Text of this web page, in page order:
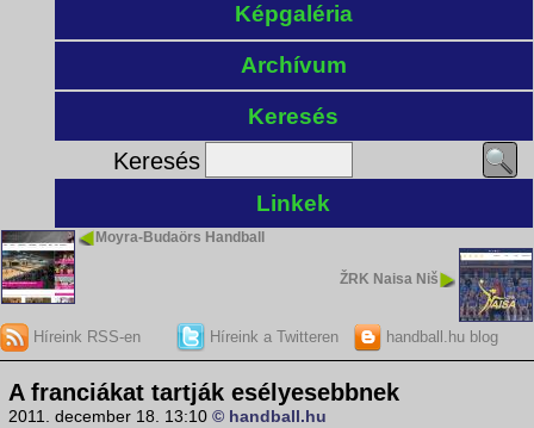
Képgaléria
Archívum
Keresés
Keresés
Linkek
Moyra-Budaörs Handball
ŽRK Naisa Niš
Híreink RSS-en Híreink a Twitteren handball.hu blog
A franciákat tartják esélyesebbnek
2011. december 18. 13:10 © handball.hu